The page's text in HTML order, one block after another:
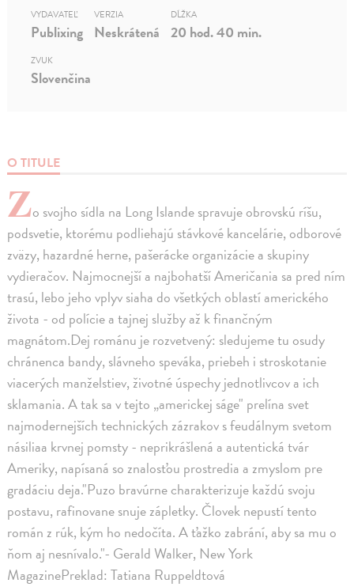
O TITULE
Zo svojho sídla na Long Islande spravuje obrovskú ríšu,
podsvetie, ktorému podliehajú stávkové kancelárie, odborové
zväzy, hazardné herne, pašerácke organizácie a skupiny
vydieračov. Najmocnejší a najbohatší Američania sa pred ním
trasú, lebo jeho vplyv siaha do všetkých oblastí amerického
života - od polície a tajnej služby až k finančným
magnátom.Dej románu je rozvetvený: sledujeme tu osudy
chránenca bandy, slávneho speváka, priebeh i stroskotanie
viacerých manželstiev, životné úspechy jednotlivcov a ich
sklamania. A tak sa v tejto „americkej ságe" prelína svet
najmodernejších technických zázrakov s feudálnym svetom
násiliaa krvnej pomsty - neprikrášlená a autentická tvár
Ameriky, napísaná so znalosťou prostredia a zmyslom pre
gradáciu deja."Puzo bravúrne charakterizuje každú svoju
postavu, rafinovane snuje zápletky. Človek nepustí tento
román z rúk, kým ho nedočíta. A ťažko zabrání, aby sa mu o
ňom aj nesnívalo."- Gerald Walker, New York
MagazinePreklad: Tatiana Ruppeldtová
VYDAVATEĽ
Publixing
VERZIA
Neskrátená
DĹŽKA
20 hod. 40 min.
ZVUK
Slovenčina